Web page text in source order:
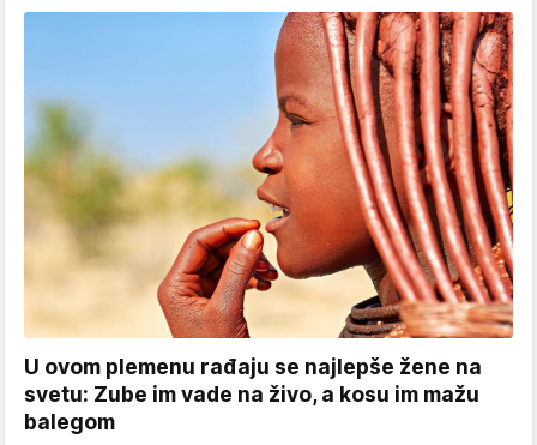
U ovom plemenu rađaju se najlepše žene na
svetu: Zube im vade na živo, a kosu im mažu
balegom